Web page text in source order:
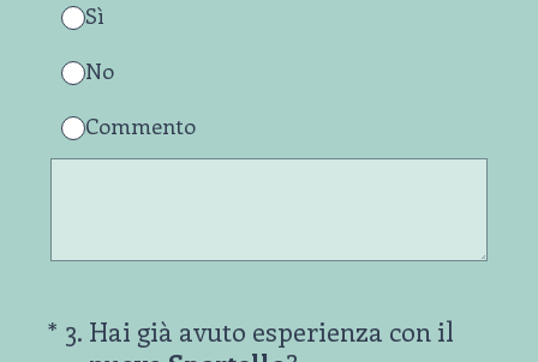
Sì
No
Commento
* 3. Hai già avuto esperienza con il
(Obbligatorio)